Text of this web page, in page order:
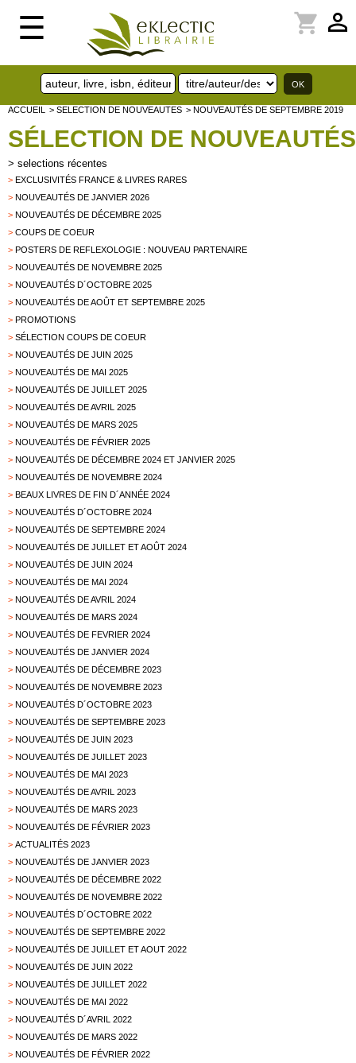
☰ perm_identity
shopping_cart
ACCUEIL > SELECTION DE NOUVEAUTES > NOUVEAUTÉS DE SEPTEMBRE 2019
SÉLECTION DE NOUVEAUTÉS
> selections récentes
> EXCLUSIVITÉS FRANCE & LIVRES RARES
> NOUVEAUTÉS DE JANVIER 2026
> NOUVEAUTÉS DE DÉCEMBRE 2025
> COUPS DE COEUR
> POSTERS DE REFLEXOLOGIE : NOUVEAU PARTENAIRE
> NOUVEAUTÉS DE NOVEMBRE 2025
> NOUVEAUTÉS D´OCTOBRE 2025
> NOUVEAUTÉS DE AOÛT ET SEPTEMBRE 2025
> PROMOTIONS
> SÉLECTION COUPS DE COEUR
> NOUVEAUTÉS DE JUIN 2025
> NOUVEAUTÉS DE MAI 2025
> NOUVEAUTÉS DE JUILLET 2025
> NOUVEAUTÉS DE AVRIL 2025
> NOUVEAUTÉS DE MARS 2025
> NOUVEAUTÉS DE FÉVRIER 2025
> NOUVEAUTÉS DE DÉCEMBRE 2024 ET JANVIER 2025
> NOUVEAUTÉS DE NOVEMBRE 2024
> BEAUX LIVRES DE FIN D´ANNÉE 2024
> NOUVEAUTÉS D´OCTOBRE 2024
> NOUVEAUTÉS DE SEPTEMBRE 2024
> NOUVEAUTÉS DE JUILLET ET AOÛT 2024
> NOUVEAUTÉS DE JUIN 2024
> NOUVEAUTÉS DE MAI 2024
> NOUVEAUTÉS DE AVRIL 2024
> NOUVEAUTÉS DE MARS 2024
> NOUVEAUTÉS DE FEVRIER 2024
> NOUVEAUTÉS DE JANVIER 2024
> NOUVEAUTÉS DE DÉCEMBRE 2023
> NOUVEAUTÉS DE NOVEMBRE 2023
> NOUVEAUTÉS D´OCTOBRE 2023
> NOUVEAUTÉS DE SEPTEMBRE 2023
> NOUVEAUTÉS DE JUIN 2023
> NOUVEAUTÉS DE JUILLET 2023
> NOUVEAUTÉS DE MAI 2023
> NOUVEAUTÉS DE AVRIL 2023
> NOUVEAUTÉS DE MARS 2023
> NOUVEAUTÉS DE FÉVRIER 2023
> ACTUALITÉS 2023
> NOUVEAUTÉS DE JANVIER 2023
> NOUVEAUTÉS DE DÉCEMBRE 2022
> NOUVEAUTÉS DE NOVEMBRE 2022
> NOUVEAUTÉS D´OCTOBRE 2022
> NOUVEAUTÉS DE SEPTEMBRE 2022
> NOUVEAUTÉS DE JUILLET ET AOUT 2022
> NOUVEAUTÉS DE JUIN 2022
> NOUVEAUTÉS DE JUILLET 2022
> NOUVEAUTÉS DE MAI 2022
> NOUVEAUTÉS D´AVRIL 2022
> NOUVEAUTÉS DE MARS 2022
> NOUVEAUTÉS DE FÉVRIER 2022